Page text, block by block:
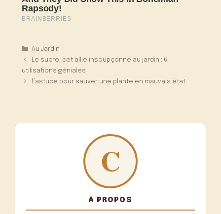
Catégories
Au Jardin
Le sucre, cet allié insoupçonné au jardin : 6
utilisations géniales
L’astuce pour sauver une plante en mauvais état
À PROPOS